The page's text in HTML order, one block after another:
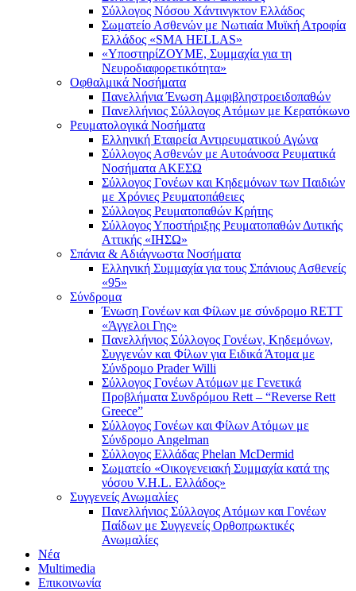
Σύλλογος Νόσου Χάντινγκτον Ελλάδος
Σωματείο Ασθενών με Νωτιαία Μυϊκή Ατροφία
Ελλάδος «SMA HELLAS»
«ΥποστηρίΖΟΥΜΕ, Συμμαχία για τη
Νευροδιαφορετικότητα»
Οφθαλμικά Νοσήματα
Πανελλήνια Ένωση Αμφιβληστροειδοπαθών
Πανελλήνιος Σύλλογος Ατόμων με Κερατόκωνο
Ρευματολογικά Νοσήματα
Ελληνική Εταιρεία Αντιρευματικού Αγώνα
Σύλλογος Ασθενών με Αυτοάνοσα Ρευματικά
Νοσήματα ΑΚΕΣΩ
Σύλλογος Γονέων και Κηδεμόνων των Παιδιών
με Χρόνιες Ρευματοπάθειες
Σύλλογος Ρευματοπαθών Κρήτης
Σύλλογος Υποστήριξης Ρευματοπαθών Δυτικής
Αττικής «ΙΗΣΩ»
Σπάνια & Αδιάγνωστα Νοσήματα
Ελληνική Συμμαχία για τους Σπάνιους Ασθενείς
«95»
Σύνδρομα
Ένωση Γονέων και Φίλων με σύνδρομο RETT
«Άγγελοι Γης»
Πανελλήνιος Σύλλογος Γονέων, Κηδεμόνων,
Συγγενών και Φίλων για Ειδικά Άτομα με
Σύνδρομο Prader Willi
Σύλλογος Γονέων Ατόμων με Γενετικά
Προβλήματα Συνδρόμου Rett – “Reverse Rett
Greece”
Σύλλογος Γονέων και Φίλων Ατόμων με
Σύνδρομο Angelman
Σύλλογος Ελλάδας Phelan McDermid
Σωματείο «Οικογενειακή Συμμαχία κατά της
νόσου V.H.L. Ελλάδος»
Συγγενείς Ανωμαλίες
Πανελλήνιος Σύλλογος Ατόμων και Γονέων
Παίδων με Συγγενείς Ορθοπρωκτικές
Ανωμαλίες
Νέα
Multimedia
Επικοινωνία